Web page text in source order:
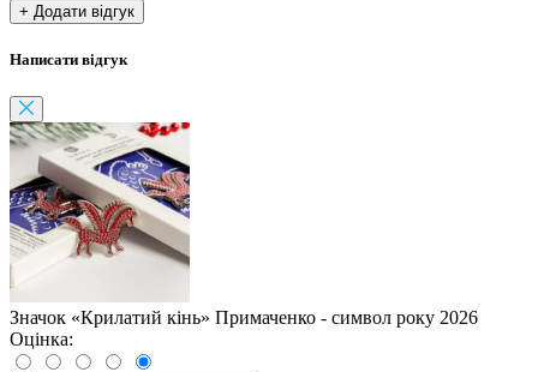
+ Додати відгук
Написати відгук
Значок «Крилатий кінь» Примаченко - символ року 2026
Оцінка: